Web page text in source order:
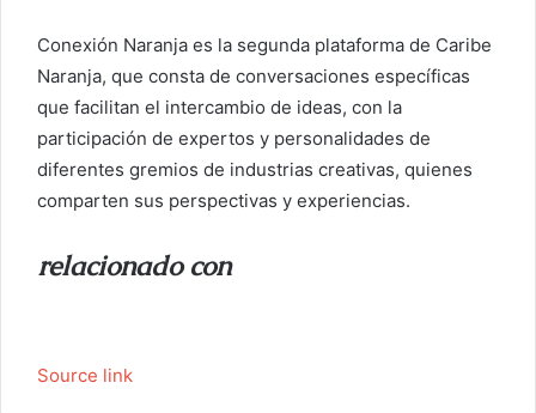
Conexión Naranja es la segunda plataforma de Caribe
Naranja, que consta de conversaciones específicas
que facilitan el intercambio de ideas, con la
participación de expertos y personalidades de
diferentes gremios de industrias creativas, quienes
comparten sus perspectivas y experiencias.
relacionado con
Source link